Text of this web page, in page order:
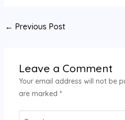
← Previous Post
Leave a Comment
Your email address will not be
are marked *